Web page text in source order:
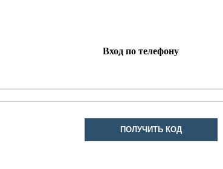
Вход по телефону
ПОЛУЧИТЬ КОД